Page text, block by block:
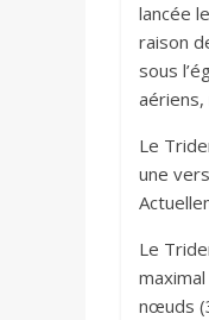
lancée
raison
sous
Le
une
Le
nœuds